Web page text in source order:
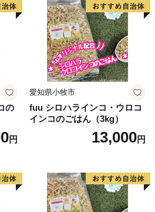
年度内の回数制限は現在設けて
ージです。
、再送はお受けできません。た
合は速やかに対応させていただ
誤り等のお申込内容不備や不在
せんので、確実な受け取りにご協
お申し込みはお断りします。
の
円
愛知県小牧市
fuu シロハラインコ・ウロコ
インコのごはん（3kg）
13,000円